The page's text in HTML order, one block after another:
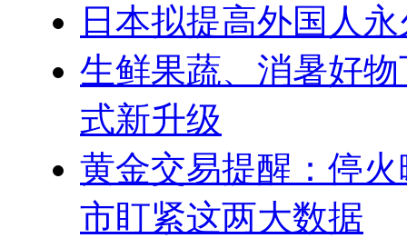
日本拟提高外国人
生鲜果蔬、消暑好
式新升级
黄金交易提醒：停
市盯紧这两大数据